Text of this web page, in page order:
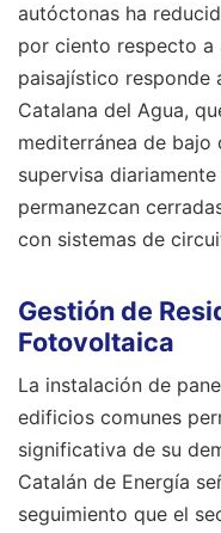
autóctonas ha
por ciento respecto a
paisajístico responde
Catalana del Agua,
mediterránea de bajo
supervisa
permanezcan
con sistemas de
Gestión de
Fotovoltaica
La instalación de
edificios comunes
significativa de su
Catalán de Energía
seguimiento que el